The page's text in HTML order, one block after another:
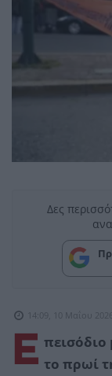
Δες
14:09, 10 Μαΐου 2026
Ε το πρωί